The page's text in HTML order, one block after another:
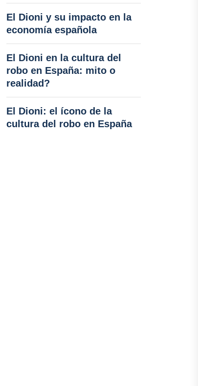
El Dioni y su impacto en la
economía española
El Dioni en la cultura del
robo en España: mito o
realidad?
El Dioni: el ícono de la
cultura del robo en España